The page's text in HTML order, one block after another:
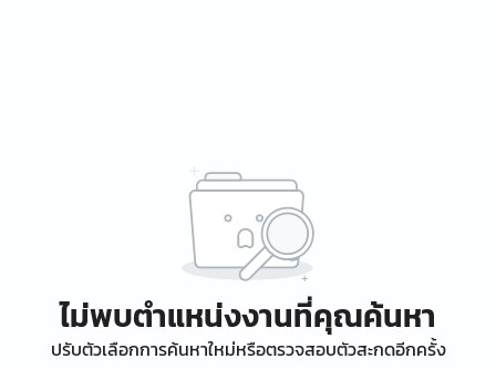
ไม่พบตำแหน่งงานที่คุณค้นหา
ปรับตัวเลือกการค้นหาใหม่หรือตรวจสอบตัวสะกดอีกครั้ง